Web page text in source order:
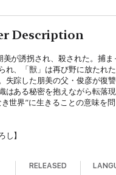
Description
美が誘拐され、殺された。捕
れ、「獣」は再び野に放たれ
失踪した朋美の父・俊彦が復
はある秘密を抱えながら転落
世界”に生きることの意味を
し】
RELEASED